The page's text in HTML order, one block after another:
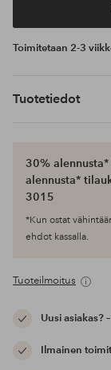
Toimitetaan 2-3
Tuotetiedot
30%
alennusta*
3015
*Kun ostat
ehdot kassalla.
Tuoteilmoitus
Uusi asiakas?
Ilmainen